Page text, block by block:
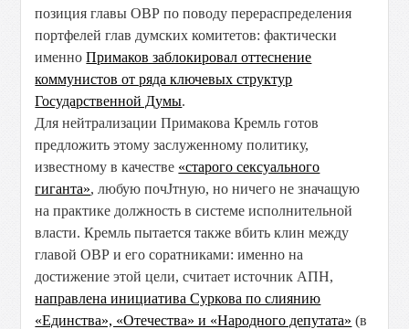
позиция главы ОВР по поводу перераспределения
портфелей глав думских комитетов: фактически
именноПримаков заблокировал оттеснение
коммунистов от ряда ключевых структур
Государственной Думы.
Для нейтрализации Примакова Кремль готов
предложить этому заслуженному политику,
известному в качестве «старого сексуального
гиганта», любую почЈтную, но ничего не значащую
на практике должность в системе исполнительной
власти. Кремль пытается также вбить клин между
главой ОВР и его соратниками: именно на
достижение этой цели, считает источник АПН,
направлена инициатива Суркова по слиянию
«Единства», «Отечества» и «Народного депутата» (в